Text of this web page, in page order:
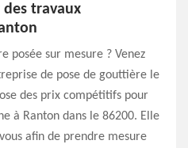
travaux
posée sur mesure ? Venez
de pose de gouttière le
des prix compétitifs pour
à Ranton dans le 86200. Elle
afin de prendre mesure